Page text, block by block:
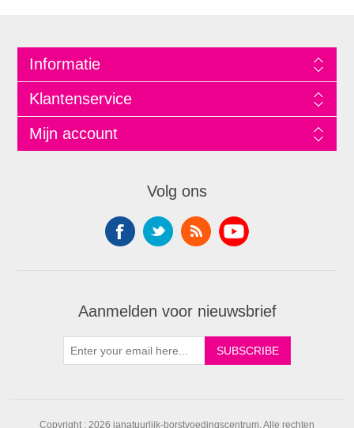
Informatie
Klantenservice
Mijn account
Volg ons
Aanmelden voor nieuwsbrief
Copyright ; 2026 janatuurlijk-borstvoedingscentrum. Alle rechten